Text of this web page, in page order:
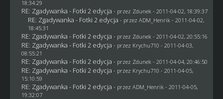
18:34:29
RE: Zgadywanka - Fotki 2 edycja - przez Zdunek - 2011-04-02, 18:39:37
RE: Zgadywanka - Fotki 2 edycja - przez ADM_Henrik - 2011-04-02,
18:45:31
RE: Zgadywanka - Fotki 2 edycja - przez Zdunek - 2011-04-02, 20:55:16
RE: Zgadywanka - Fotki 2 edycja - przez Krychu710 - 2011-04-03,
08:55:21
RE: Zgadywanka - Fotki 2 edycja - przez Zdunek - 2011-04-04, 20:46:50
RE: Zgadywanka - Fotki 2 edycja - przez Krychu710 - 2011-04-05,
15:10:59
RE: Zgadywanka - Fotki 2 edycja - przez ADM_Henrik - 2011-04-05,
19:32:07